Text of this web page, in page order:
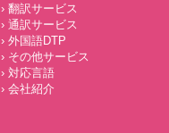
› 翻訳サービス
› 通訳サービス
› 外国語DTP
› その他サービス
› 対応言語
› 会社紹介